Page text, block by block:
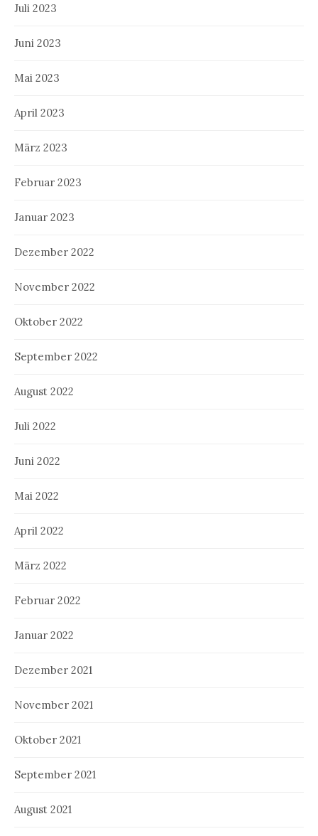
Juli 2023
Juni 2023
Mai 2023
April 2023
März 2023
Februar 2023
Januar 2023
Dezember 2022
November 2022
Oktober 2022
September 2022
August 2022
Juli 2022
Juni 2022
Mai 2022
April 2022
März 2022
Februar 2022
Januar 2022
Dezember 2021
November 2021
Oktober 2021
September 2021
August 2021